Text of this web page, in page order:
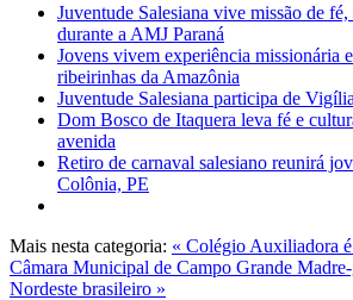
Juventude Salesiana vive missão de
durante a AMJ Paraná
Jovens vivem experiência missionária
ribeirinhas da Amazônia
Juventude Salesiana participa de
Dom Bosco de Itaquera leva fé e
avenida
Retiro de carnaval salesiano reunirá
Colônia, PE
Mais nesta categoria: « Colégio Auxiliadora é
Câmara Municipal de Campo Grande
Nordeste brasileiro »